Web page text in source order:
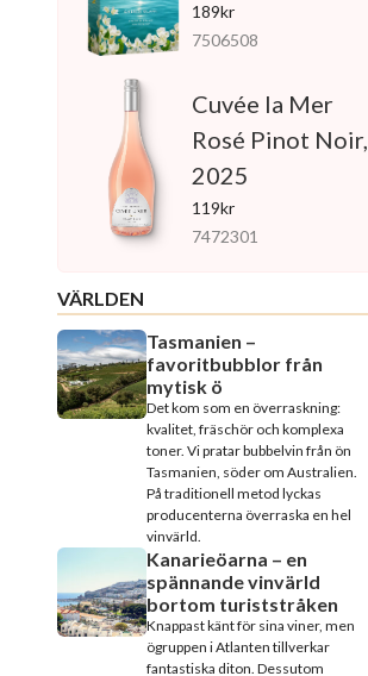
189kr
7506508
Cuvée la Mer
Rosé Pinot Noir,
2025
119kr
7472301
VÄRLDEN
Tasmanien –
favoritbubblor från
mytisk ö
Det kom som en överraskning:
kvalitet, fräschör och komplexa
toner. Vi pratar bubbelvin från ön
Tasmanien, söder om Australien.
På traditionell metod lyckas
producenterna överraska en hel
vinvärld.
Kanarieöarna – en
spännande vinvärld
bortom turiststråken
Knappast känt för sina viner, men
ögruppen i Atlanten tillverkar
fantastiska diton. Dessutom